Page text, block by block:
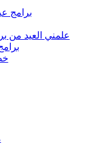
برامج
علمني العيد من